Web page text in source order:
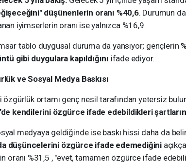
düşünenlerin oranı %40,6. Durumun
iyimserlerin oranı ise yalnızca %16,9.
tablo duygusal duruma da yansıyor; gençlerin
gibi duygulara kapıldığını ifade ediyor.
ve Sosyal Medya Baskısı
özgürlük ortamı genç nesil tarafından yetersiz
kendilerini özgürce ifade edebildikleri şartların
medyaya geldiğinde ise baskı hissi daha da
düşüncelerini özgürce ifade edemediğini
oranı %31,5 , "evet, tamamen özgürce ifade